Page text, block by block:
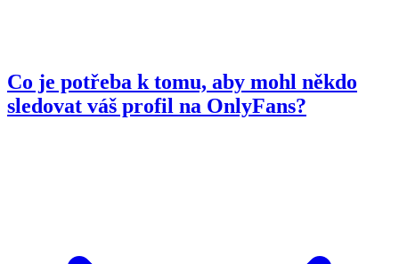
Co je potřeba k tomu, aby mohl někdo
sledovat váš profil na OnlyFans?